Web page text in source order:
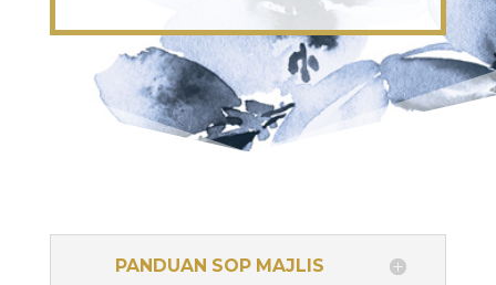
PANDUAN SOP MAJLIS